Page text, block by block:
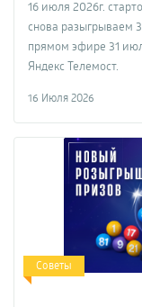
16 июля 2026г.
снова разыгрываем
прямом эфире 31
Яндекс Телемост.
16 Июля 2026
Советы